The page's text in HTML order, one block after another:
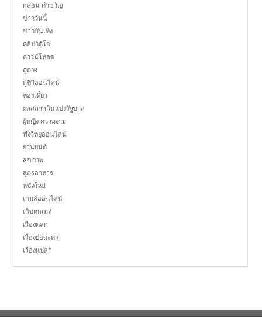
กลอน คำขวัญ
ข่าววันนี้
ข่าวบันเทิง
คลิปวิดีโอ
ดาวน์โหลด
ดูดวง
ดูทีวีออนไลน์
ท่องเที่ยว
ผลสลากกินแบ่งรัฐบาล
ผู้หญิง ความงาม
ฟังวิทยุออนไลน์
ยานยนต์
สุขภาพ
สูตรอาหาร
หนังใหม่
เกมส์ออนไลน์
เก็บตกเมล์
เรื่องตลก
เรื่องย่อละคร
เรื่องแปลก